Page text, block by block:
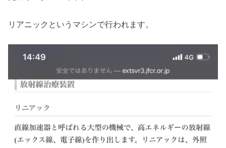
リアニックというマシンで行われます。